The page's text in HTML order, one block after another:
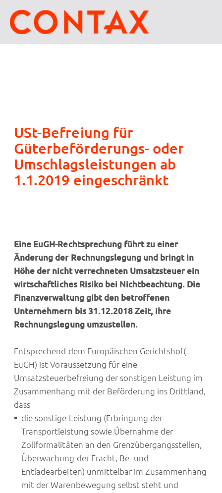
USt-Befreiung für
Güterbeförderungs- oder
Umschlagsleistungen ab
1.1.2019 eingeschränkt
Eine EuGH-Rechtsprechung führt zu einer
Änderung der Rechnungslegung und bringt in
Höhe der nicht verrechneten Umsatzsteuer ein
wirtschaftliches Risiko bei Nichtbeachtung. Die
Finanzverwaltung gibt den betroffenen
Unternehmern bis 31.12.2018 Zeit, ihre
Rechnungslegung umzustellen.
Entsprechend dem Europäischen Gerichtshof(
EuGH) ist Voraussetzung für eine
Umsatzsteuerbefreiung der sonstigen Leistung im
Zusammenhang mit der Beförderung ins Drittland,
dass
die sonstige Leistung (Erbringung der
Transportleistung sowie Übernahme der
Zollformalitäten an den Grenzübergangsstellen,
Überwachung der Fracht, Be- und
Entladearbeiten) unmittelbar im Zusammenhang
mit der Warenbewegung selbst steht und